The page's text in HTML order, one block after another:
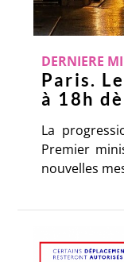
DERNIERE
Paris.
à 18h
La
Premier
nouvelles